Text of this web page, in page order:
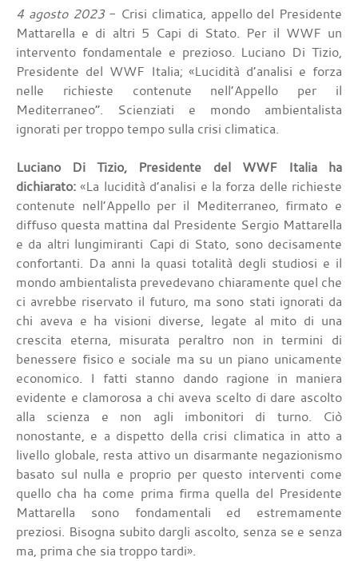
4 agosto 2023- Crisi climatica, appello del Presidente
Mattarella e di altri 5 Capi di Stato. Per il WWF un
intervento fondamentale e prezioso. Luciano Di Tizio,
Presidente del WWF Italia; «Lucidità d’analisi e forza
nelle richieste contenute nell’Appello per il
Mediterraneo”. Scienziati e mondo ambientalista
ignorati per troppo tempo sulla crisi climatica.
Luciano Di Tizio, Presidente del WWF Italia ha
dichiarato: «La lucidità d’analisi e la forza delle richieste
contenute nell’Appello per il Mediterraneo, firmato e
diffuso questa mattina dal Presidente Sergio Mattarella
e da altri lungimiranti Capi di Stato, sono decisamente
confortanti. Da anni la quasi totalità degli studiosi e il
mondo ambientalista prevedevano chiaramente quel che
ci avrebbe riservato il futuro, ma sono stati ignorati da
chi aveva e ha visioni diverse, legate al mito di una
crescita eterna, misurata peraltro non in termini di
benessere fisico e sociale ma su un piano unicamente
economico. I fatti stanno dando ragione in maniera
evidente e clamorosa a chi aveva scelto di dare ascolto
alla scienza e non agli imbonitori di turno. Ciò
nonostante, e a dispetto della crisi climatica in atto a
livello globale, resta attivo un disarmante negazionismo
basato sul nulla e proprio per questo interventi come
quello cha ha come prima firma quella del Presidente
Mattarella sono fondamentali ed estremamente
preziosi. Bisogna subito dargli ascolto, senza se e senza
ma, prima che sia troppo tardi».